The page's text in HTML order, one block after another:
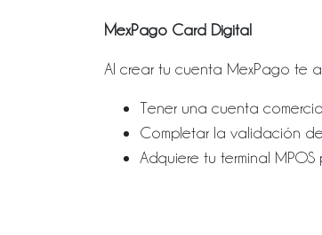
MexPago Card Digital
Al crear tu cuenta MexPago te
Tener una cuenta
Completar la validación
Adquiere tu terminal